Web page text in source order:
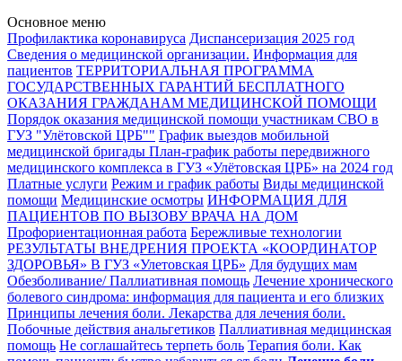
Основное меню
Профилактика коронавируса Диспансеризация 2025 год
Сведения о медицинской организации. Информация для
пациентов ТЕРРИТОРИАЛЬНАЯ ПРОГРАММА
ГОСУДАРСТВЕННЫХ ГАРАНТИЙ БЕСПЛАТНОГО
ОКАЗАНИЯ ГРАЖДАНАМ МЕДИЦИНСКОЙ ПОМОЩИ
Порядок оказания медицинской помощи участникам СВО в
ГУЗ "Улётовской ЦРБ"" График выездов мобильной
медицинской бригады План-график работы передвижного
медицинского комплекса в ГУЗ «Улётовская ЦРБ» на 2024 год
Платные услуги Режим и график работы Виды медицинской
помощи Медицинские осмотры ИНФОРМАЦИЯ ДЛЯ
ПАЦИЕНТОВ ПО ВЫЗОВУ ВРАЧА НА ДОМ
Профориентационная работа Бережливые технологии
РЕЗУЛЬТАТЫ ВНЕДРЕНИЯ ПРОЕКТА «КООРДИНАТОР
ЗДОРОВЬЯ» В ГУЗ «Улетовская ЦРБ» Для будущих мам
Обезболивание/ Паллиативная помощь Лечение хронического
болевого синдрома: информация для пациента и его близких
Принципы лечения боли. Лекарства для лечения боли.
Побочные действия анальгетиков Паллиативная медицинская
помощь Не соглашайтесь терпеть боль Терапия боли. Как